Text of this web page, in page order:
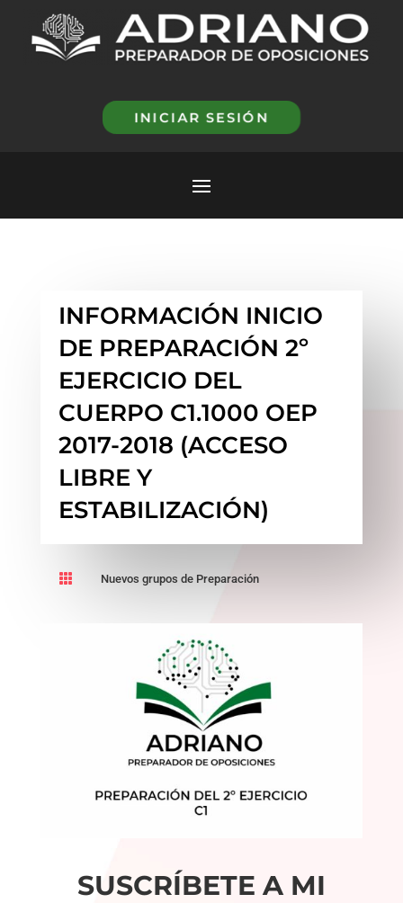
INICIAR SESIÓN
INFORMACIÓN INICIO
DE PREPARACIÓN 2º
EJERCICIO DEL
CUERPO C1.1000 OEP
2017-2018 (ACCESO
LIBRE Y
ESTABILIZACIÓN)
 Nuevos grupos de Preparación
SUSCRÍBETE A MI